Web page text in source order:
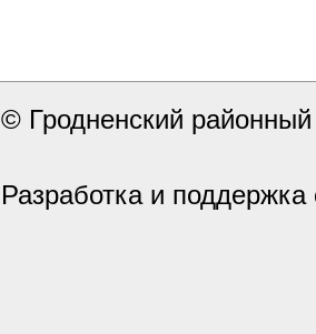
© Гродненский
Разработка и поддержка